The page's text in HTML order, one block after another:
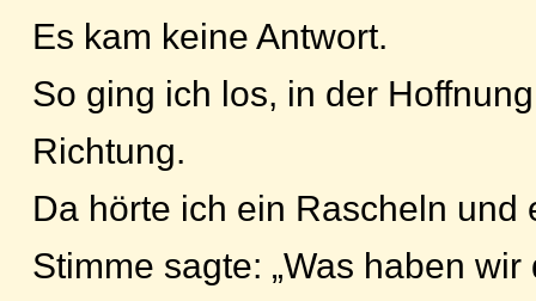
Es kam keine Antwort.
So ging ich los, in der
Richtung.
Da hörte ich ein Rascheln und
Stimme sagte: „Was haben wir